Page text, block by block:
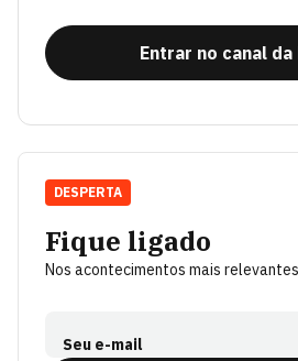
Entrar no canal da
Fique ligado
Nos acontecimentos mais
Seu e-mail
DESPERTA